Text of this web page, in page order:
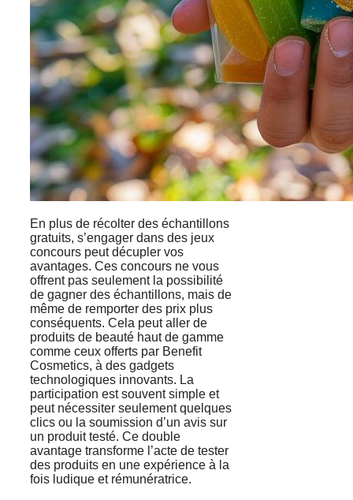
En plus de récolter des échantillons
gratuits, s’engager dans des jeux
concours peut décupler vos
avantages. Ces concours ne vous
offrent pas seulement la possibilité
de gagner des échantillons, mais de
même de remporter des prix plus
conséquents. Cela peut aller de
produits de beauté haut de gamme
comme ceux offerts par Benefit
Cosmetics, à des gadgets
technologiques innovants. La
participation est souvent simple et
peut nécessiter seulement quelques
clics ou la soumission d’un avis sur
un produit testé. Ce double
avantage transforme l’acte de tester
des produits en une expérience à la
fois ludique et rémunératrice.